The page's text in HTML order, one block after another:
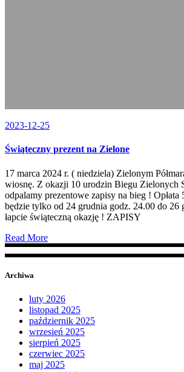
2023-12-25
Świąteczny prezent na Zielone
17 marca 2024 r. ( niedziela) Zielonym
wiosnę. Z okazji 10 urodzin Biegu Zielonych
odpalamy prezentowe zapisy na bieg ! Opłata
będzie tylko od 24 grudnia godz. 24.00 do 26
łapcie świąteczną okazję ! ZAPISY
Read More
Archiwa
luty 2026
listopad 2025
październik 2025
wrzesień 2025
sierpień 2025
czerwiec 2025
maj 2025